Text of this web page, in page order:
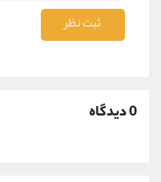
ثبت نظر
0 دیدگاه